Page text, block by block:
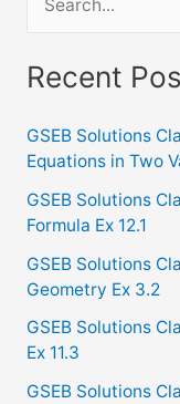
a
c
h
f
o
r
:
Recent
GSEB Solutions
Equations in Two
GSEB Solutions
Formula Ex 12.1
GSEB Solutions
Geometry Ex 3.2
GSEB Solutions
Ex 11.3
GSEB Solutions